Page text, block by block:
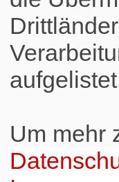
Um mehr